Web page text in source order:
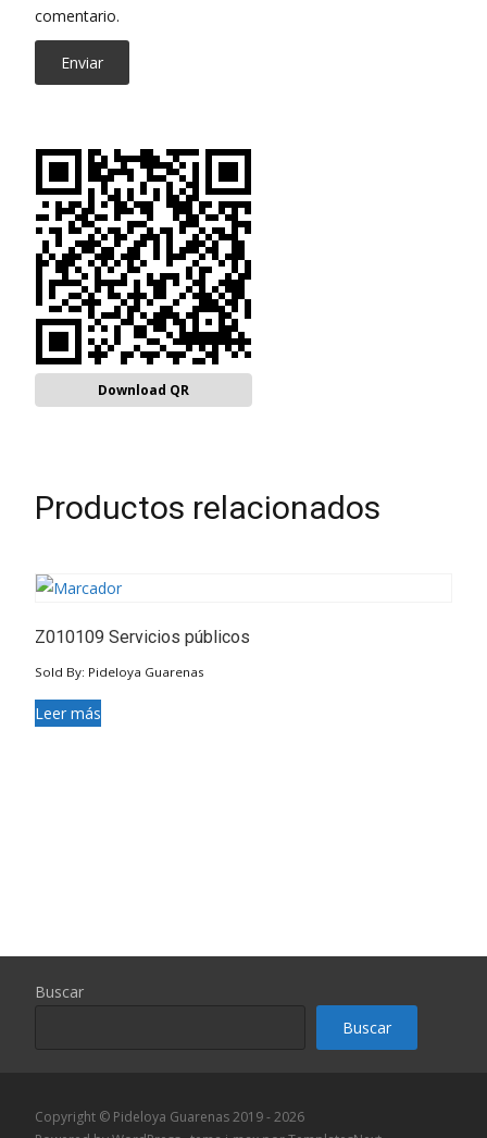
comentario.
Download QR
Productos relacionados
Z010109 Servicios públicos
Sold By: Pideloya Guarenas
Leer más
Buscar
Buscar
Copyright © Pideloya Guarenas 2019 - 2026